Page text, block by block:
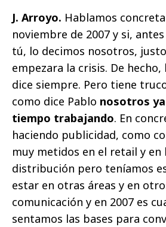
J. Arroyo. Hablamos
noviembre de 2007 y si,
tú, lo decimos nosotros,
empezara la crisis. De
dice siempre. Pero tiene
como dice Pablo nosotros
tiempo trabajando. En
haciendo publicidad, como
muy metidos en el retail y en
distribución pero teníamos
estar en otras áreas y en
comunicación y en 2007 es
sentamos las bases para